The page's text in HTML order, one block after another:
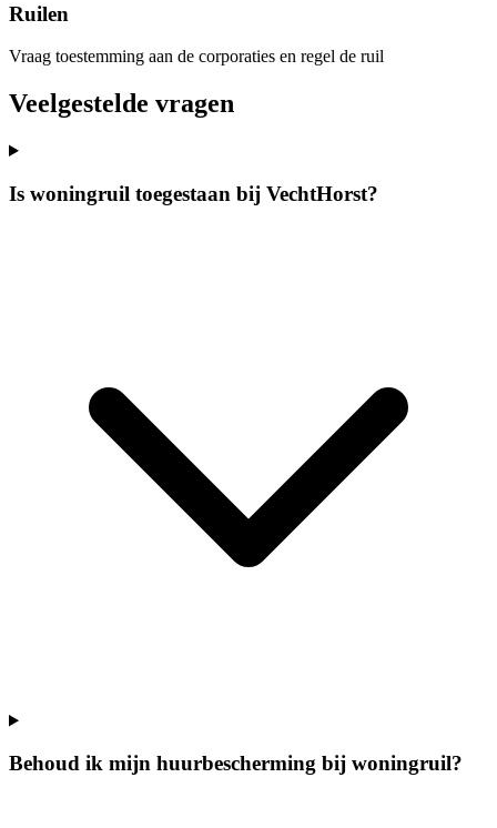
Ruilen
Vraag toestemming aan de corporaties en regel de ruil
Veelgestelde vragen
Is woningruil toegestaan bij VechtHorst?
Behoud ik mijn huurbescherming bij woningruil?